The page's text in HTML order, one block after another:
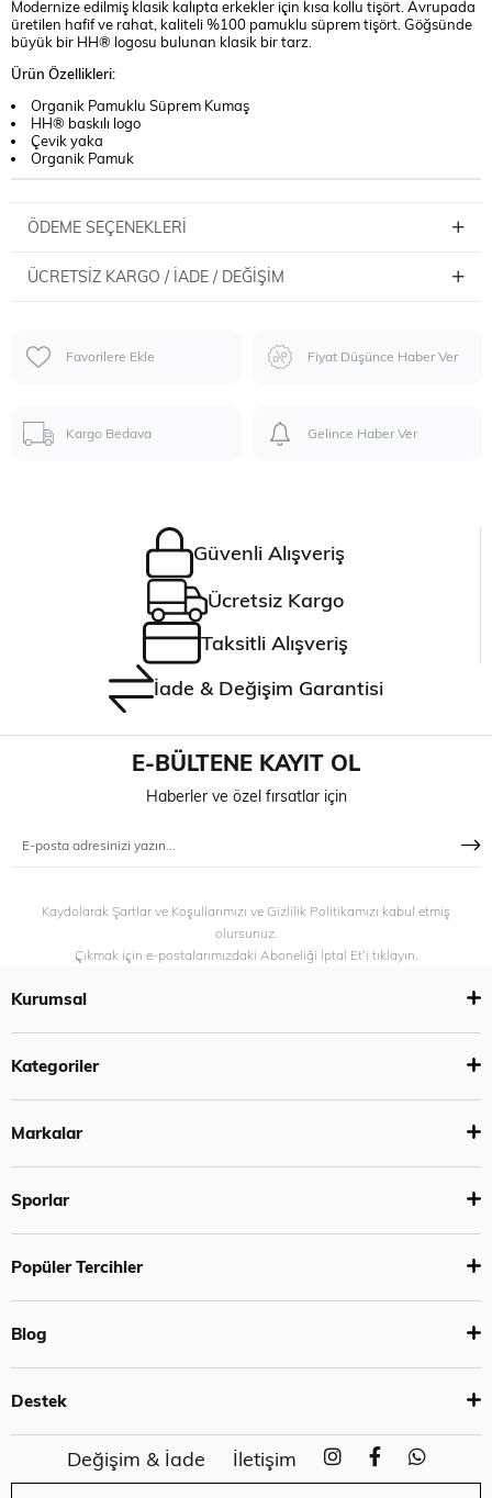
Modernize edilmiş klasik kalıpta erkekler için kısa kollu tişört. Avrupada
üretilen hafif ve rahat, kaliteli %100 pamuklu süprem tişört. Göğsünde
büyük bir HH® logosu bulunan klasik bir tarz.
Ürün Özellikleri:
Organik Pamuklu Süprem Kumaş
HH® baskılı logo
Çevik yaka
Organik Pamuk
ÖDEME SEÇENEKLERI
ÜCRETSIZ KARGO / İADE / DEĞIŞIM
Favorilere Ekle Fiyat Düşünce Haber Ver
Kargo Bedava Gelince Haber Ver
Güvenli Alışveriş
Ücretsiz Kargo
Taksitli Alışveriş
İade & Değişim Garantisi
E-BÜLTENE KAYIT OL
Haberler ve özel fırsatlar için
Kaydolarak Şartlar ve Koşullarımızı ve Gizlilik Politikamızı kabul etmiş
olursunuz.
Çıkmak için e-postalarımızdaki Aboneliği İptal Et’i tıklayın.
Kurumsal
Kategoriler
Markalar
Sporlar
Popüler Tercihler
Blog
Destek
Değişim & İade İletişim